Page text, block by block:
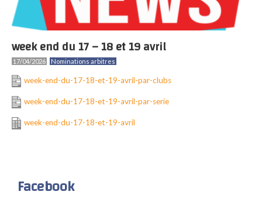
week end du 17 – 18 et 19 avril
17/04/2026 Nominations arbitres
week-end-du-17-18-et-19-avril-par-clubs
week-end-du-17-18-et-19-avril-par-serie
week-end-du-17-18-et-19-avril
Facebook